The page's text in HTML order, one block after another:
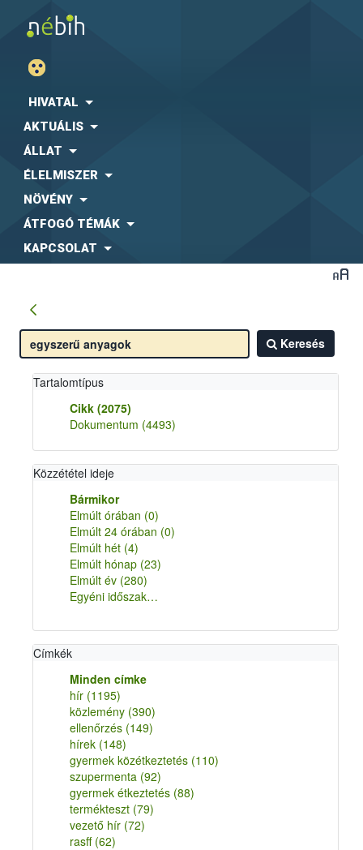
HIVATAL
AKTUÁLIS
ÁLLAT
ÉLELMISZER
NÖVÉNY
ÁTFOGÓ TÉMÁK
KAPCSOLAT
Keresés
Tartalomtípus
Cikk (2075)
Dokumentum (4493)
Közzététel ideje
Bármikor
Elmúlt órában (0)
Elmúlt 24 órában (0)
Elmúlt hét (4)
Elmúlt hónap (23)
Elmúlt év (280)
Egyéni időszak…
Címkék
Minden címke
hír (1195)
közlemény (390)
ellenőrzés (149)
hírek (148)
gyermek közétkeztetés (110)
szupermenta (92)
gyermek étkeztetés (88)
termékteszt (79)
vezető hír (72)
rasff (62)